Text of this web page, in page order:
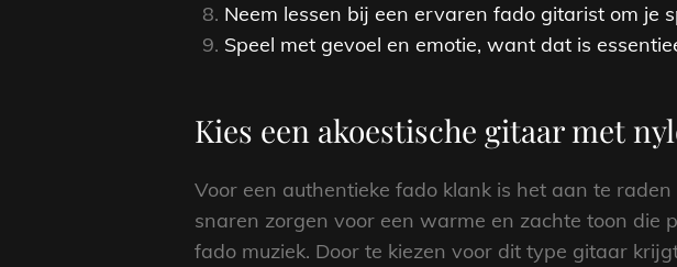
Neem lessen bij een ervaren fado gitarist om je
Speel met gevoel en emotie, want dat is
Kies een akoestische gitaar met
Voor een authentieke fado klank is het aan te
snaren zorgen voor een warme en zachte toon die
fado muziek. Door te kiezen voor dit type gitaar